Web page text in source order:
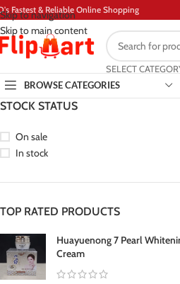
Skip to navigation
Skip to main content
Fastest & Reliable Online Shopping
SELECT
BROWSE CATEGORIES
STOCK STATUS
On sale
In stock
TOP RATED PRODUCTS
Huayuenong 7 Pearl
Cream